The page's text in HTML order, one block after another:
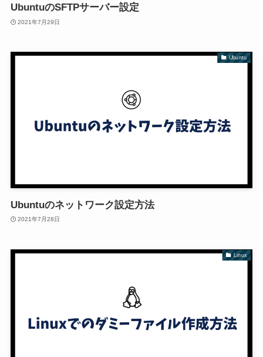
UbuntuのSFTPサーバー設定
2021年7月29日
Ubuntu
Ubuntuのネットワーク設定方法
2021年7月28日
Linux